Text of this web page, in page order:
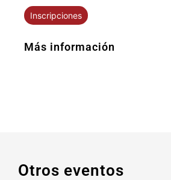
Inscripciones
Más información
Otros eventos